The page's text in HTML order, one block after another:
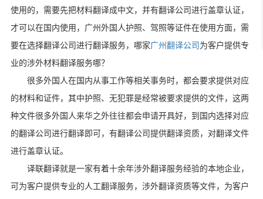
使用的，需要先把材料翻译成中文，并有翻译公司进行盖章认证，
才可以在国内使用，广州外国人护照、驾照等证件在使用方面，需
要在选择翻译公司进行翻译服务， 哪家广州翻译公司 为客户提供专
业的涉外材料翻译服务哪？
很多外国人在国内从事工作等相关事务时，都会要求提供对应
的材料和证件，其中护照、无犯罪是经常被要求提供的文件，这两
种文件很多外国人来华之外往往都会申请开具好，到国内选择对应
的翻译公司进行翻译即可，有翻译公司提供翻译资质，对翻译文件
进行盖章认证。
译联翻译就是一家有着十余年涉外翻译服务经验的本地企业，
可为客户提供专业的人工翻译服务，涉外翻译资质等文件，为客户